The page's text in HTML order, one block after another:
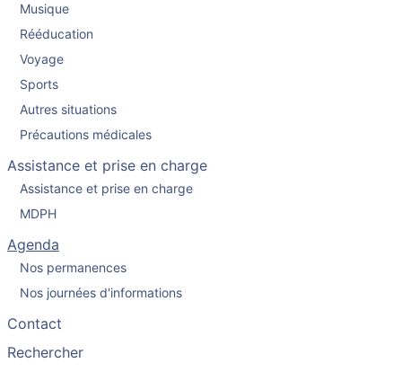
Musique
Rééducation
Voyage
Sports
Autres situations
Précautions médicales
Assistance et prise en charge
Assistance et prise en charge
MDPH
Agenda
Nos permanences
Nos journées d'informations
Contact
Rechercher